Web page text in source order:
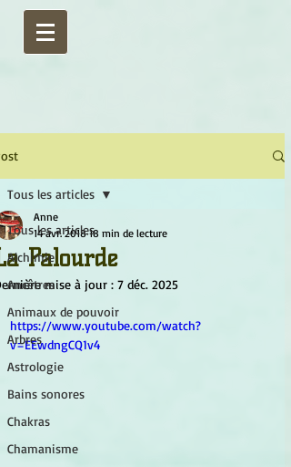
Tous les articles
Alchimie
Ancêtres
Animaux de pouvoir
Arbres
Astrologie
Bains sonores
Chakras
Chamanisme
Tous les articles
Palourde
Anne
14 avr. 2018 18 min de lecture
mise à jour : 7 déc. 2025
https://www.youtube.com/watch?
v=EEwdngCQ1v4